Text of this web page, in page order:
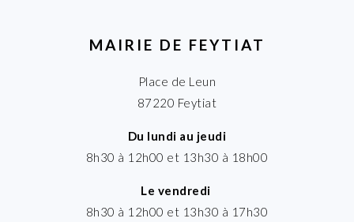
MAIRIE DE FEYTIAT
Place de Leun
87220 Feytiat
Du lundi au jeudi
8h30 à 12h00 et 13h30 à 18h00
Le vendredi
8h30 à 12h00 et 13h30 à 17h30